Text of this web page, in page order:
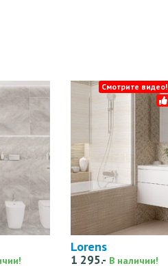
Lorens
1 295.- В наличии!
Смотрите видео!